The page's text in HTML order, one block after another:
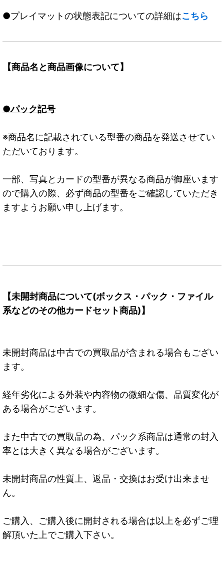
●プレイマットの状態表記についての詳細はこちら
【商品名と商品画像について】
●パック記号
※商品名に記載されている型番の商品を発送させてい
ただいております。
一部、写真とカードの型番が異なる商品が御座います
ので購入の際、必ず商品の型番をご確認していただき
ますようお願い申し上げます。
【未開封商品について(ボックス・パック・ファイル
系などのその他カードセット商品)】
未開封商品は中古での買取品が含まれる場合もござい
ます。
経年劣化による外装や内容物の微細な傷、品質変化が
ある場合がございます。
また中古での買取品の為、パック系商品は通常の封入
率とは大きく異なる場合がございます。
未開封商品の性質上、返品・交換はお受け出来ませ
ん。
ご購入、ご購入後に開封される場合は以上を必ずご理
解頂いた上でご購入下さい。